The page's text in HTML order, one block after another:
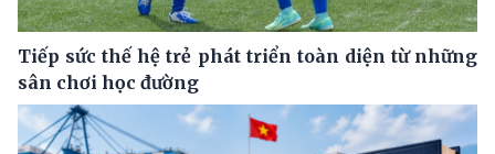
Tiếp sức thế hệ trẻ phát triển toàn diện từ những
sân chơi học đường